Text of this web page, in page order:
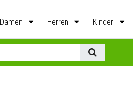
Damen Herren Kinder